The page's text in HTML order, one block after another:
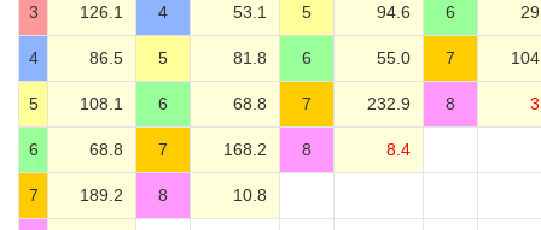
3 126.1 4 53.1 5 94.6 6
4 86.5 5 81.8 6 55.0 7
5 108.1 6 68.8 7 232.9 8
6 68.8 7 168.2 8 8.4
7 189.2 8 10.8